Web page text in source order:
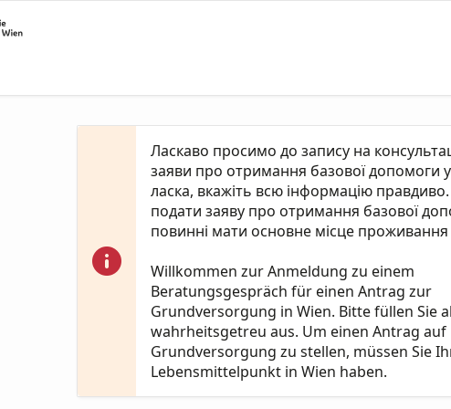
Ласкаво просимо до запису на
заяви про отримання базової допомоги у
ласка, вкажіть всю інформацію
подати заяву про отримання базової
повинні мати основне місце проживання
Willkommen zur Anmeldung zu einem
Beratungsgespräch für einen Antrag zur
Grundversorgung in Wien. Bitte füllen Sie
wahrheitsgetreu aus. Um einen Antrag auf
Grundversorgung zu stellen, müssen Sie
Lebensmittelpunkt in Wien haben.